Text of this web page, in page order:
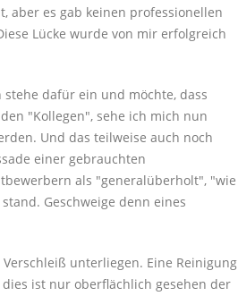
aber es gab keinen professionellen
Lücke wurde von mir erfolgreich
dafür ein und möchte, dass
"Kollegen", sehe ich mich nun
Und das teilweise auch noch
einer gebrauchten
als "generalüberholt", "wie
Geschweige denn eines
unterliegen. Eine Reinigung
ist nur oberflächlich gesehen der